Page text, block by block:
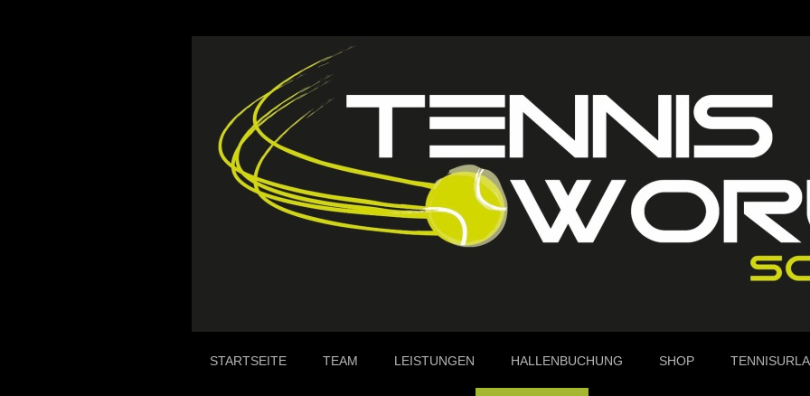
STARTSEITE TEAM LEISTUNGEN HALLENBUCHUNG SHOP